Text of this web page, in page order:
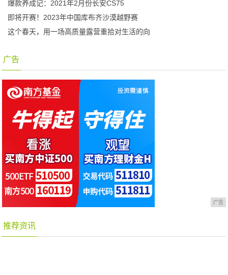
爆款养成记：2021年2月份长安CS75
即将开赛！2023年中国库布齐沙漠越野赛
这个春天，用一场高质量露营重拾对生活的向
广告
广告
推荐资讯